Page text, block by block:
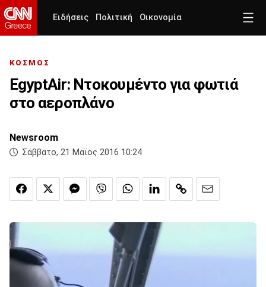
Ειδήσεις Πολιτική Οικονομία
ΚΟΣΜΟΣ
EgyptAir: Ντοκουμέντο για φωτιά
στο αεροπλάνο
Newsroom
Σάββατο, 21 Μαϊος 2016 10:24